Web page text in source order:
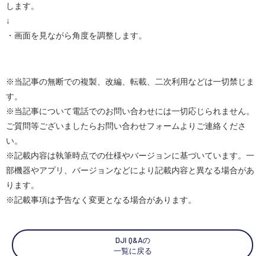
します。
↓
・画面を見ながら角度を調整します。
※当記事の無断での複製、改編、転載、二次利用などは一切禁じま
す。
※当記事について電話でのお問い合わせには一切応じられません。
ご質問等ございましたらお問い合わせフォームよりご連絡くださ
い。
※記載内容は執筆時点での仕様やバージョンに基づいています。一
部機器やアプリ、バージョンなどにより記載内容と異なる場合があ
ります。
※記載事項は予告なく変更となる場合があります。
DJI Q&Aの
一覧に戻る